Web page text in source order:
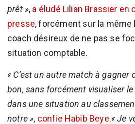
prêt », a éludé Lilian Brassier en
presse, forcément sur la même
coach désireux de ne pas se
situation comptable.
« C’est un autre match à gagner
bon, sans forcément visualiser
dans une situation au
notre », confie Habib Beye.« Je